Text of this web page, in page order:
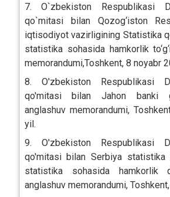
7. O`zbekiston Respublikasi
qo`mitasi bilan Qozog‘iston
iqtisodiyot vazirligining Statistika
statistika sohasida hamkorlik
memorandumi,Toshkent, 8 noyabr
8. O'zbekiston Respublikasi
qo'mitasi bilan Jahon banki
anglashuv memorandumi,
yil.
9. O'zbekiston Respublikasi
qo'mitasi bilan Serbiya statistika
statistika sohasida hamkorlik
anglashuv memorandumi,